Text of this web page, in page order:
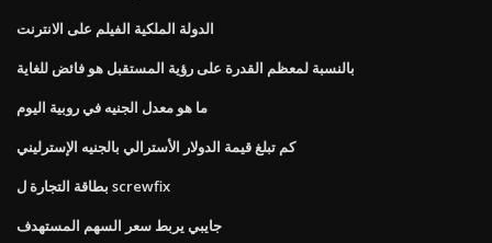
الدولة الملكية الفيلم على الانترنت
بالنسبة لمعظم القدرة على رؤية المستقبل هو فائض للغاية
ما هو معدل الجنيه في روبية اليوم
كم تبلغ قيمة الدولار الأسترالي بالجنيه الإسترليني
بطاقة التجارة ل screwfix
جايبي يربط سعر السهم المستهدف